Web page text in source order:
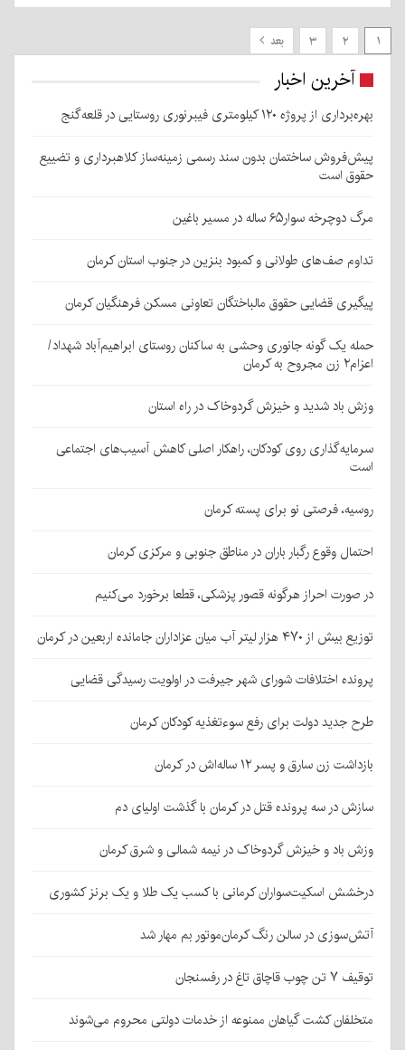
۱ ۲ ۳ بعد
آخرین اخبار
بهره‌برداری از پروژه ۱۲۰ کیلومتری فیبرنوری روستایی در قلعه‌گنج
پیش‌فروش ساختمان بدون سند رسمی زمینه‌ساز کلاهبرداری و تضییع
حقوق است
مرگ دوچرخه سوار۶۵ ساله در مسیر باغین
تداوم صف‌های طولانی و کمبود بنزین در جنوب استان کرمان
پیگیری قضایی حقوق مالباختگان تعاونی مسکن فرهنگیان کرمان
حمله یک گونه جانوری وحشی به ساکنان روستای ابراهیم‌آباد شهداد/
اعزام۲ زن مجروح به کرمان
وزش باد شدید و خیزش گردوخاک در راه استان
سرمایه‌گذاری روی کودکان، راهکار اصلی کاهش آسیب‌های اجتماعی
است
روسیه، فرصتی نو برای پسته کرمان
احتمال وقوع رگبار باران در مناطق جنوبی و مرکزی کرمان
در صورت احراز هرگونه قصور پزشکی، قطعا برخورد می‌کنیم
توزیع بیش از ۴۷۰ هزار لیتر آب میان عزاداران جامانده اربعین در کرمان
پرونده اختلافات شورای شهر جیرفت در اولویت رسیدگی قضایی
طرح جدید دولت برای رفع سوءتغذیه کودکان کرمان
بازداشت زن سارق و پسر ۱۲ ساله‌اش در کرمان
سازش در سه پرونده قتل در کرمان با گذشت اولیای دم
وزش باد و خیزش گردوخاک در نیمه شمالی و شرق کرمان
درخشش اسکیت‌سواران کرمانی با کسب یک طلا و یک برنز کشوری
آتش‌سوزی در سالن رنگ کرمان‌موتور بم مهار شد
توقیف ۷ تن چوب قاچاق تاغ در رفسنجان
متخلفان کشت گیاهان ممنوعه از خدمات دولتی محروم می‌شوند